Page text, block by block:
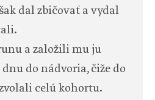
dal zbičovať a vydal
a založili mu ju
do nádvoria, čiže do
celú kohortu.